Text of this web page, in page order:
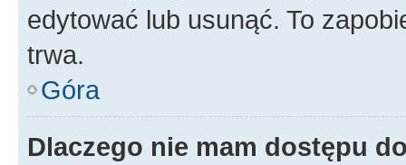
edytować lub usunąć. To
trwa.
Góra
Dlaczego nie mam dostępu